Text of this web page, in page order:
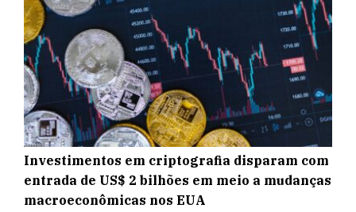
Investimentos em criptografia disparam com
entrada de US$ 2 bilhões em meio a mudanças
macroeconômicas nos EUA